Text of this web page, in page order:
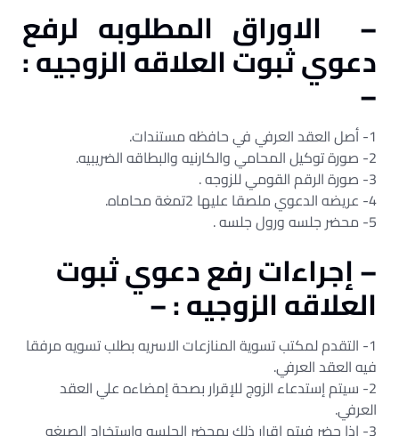
– الاوراق المطلوبه لرفع
دعوي ثبوت العلاقه الزوجيه :
–
1- أصل العقد العرفي في حافظه مستندات.
2- صورة توكيل المحامي والكارنيه والبطاقه الضريبيه.
3- صورة الرقم القومي للزوجه .
4- عريضه الدعوي ملصقا عليها 2تمغة محاماه.
5- محضر جلسه ورول جلسه .
– إجراءات رفع دعوي ثبوت
العلاقه الزوجيه : –
1- التقدم لمكتب تسوية المنازعات الاسريه بطلب تسويه مرفقا
فيه العقد العرفي.
2- سيتم إستدعاء الزوج للإقرار بصحة إمضاءه علي العقد
العرفي.
3- إذا حضر فيتم إقرار ذلك بمحضر الجلسه واستخراج الصيغه